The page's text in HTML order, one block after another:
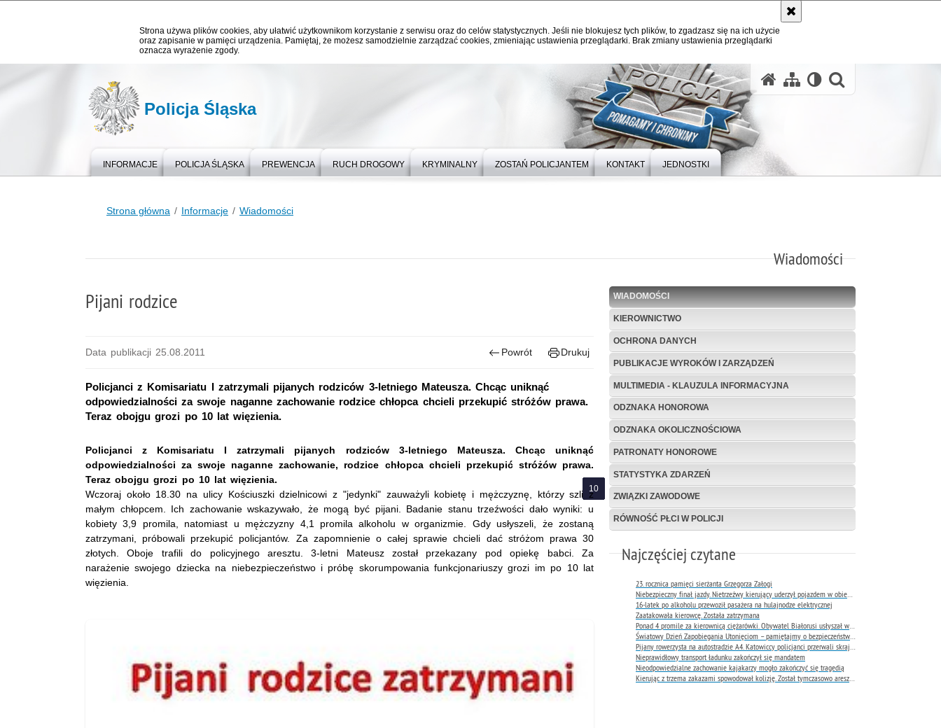
Strona używa plików cookies, aby ułatwić użytkownikom korzystanie z serwisu oraz do celów statystycznych. Jeśli nie blokujesz tych plików, to zgadzasz się na ich użycie
oraz zapisanie w pamięci urządzenia. Pamiętaj, że możesz samodzielnie zarządzać cookies, zmieniając ustawienia przeglądarki. Brak zmiany ustawienia przeglądarki
oznacza wyrażenie zgody.
Policja Śląska
INFORMACJE POLICJA ŚLĄSKA PREWENCJA RUCH DROGOWY KRYMINALNY ZOSTAŃ POLICJANTEM KONTAKT JEDNOSTKI
Strona główna Informacje Wiadomości
Wiadomości
WIADOMOŚCI
KIEROWNICTWO
OCHRONA DANYCH
PUBLIKACJE WYROKÓW I ZARZĄDZEŃ
MULTIMEDIA - KLAUZULA INFORMACYJNA
ODZNAKA HONOROWA
ODZNAKA OKOLICZNOŚCIOWA
PATRONATY HONOROWE
STATYSTYKA ZDARZEŃ
ZWIĄZKI ZAWODOWE
RÓWNOŚĆ PŁCI W POLICJI
Najczęściej czytane
23. rocznica pamięci sierżanta Grzegorza Załogi
16-latek po alkoholu przewoził pasażera na hulajnodze elektrycznej
Zaatakowała kierowcę. Została zatrzymana
Nieprawidłowy transport ładunku zakończył się mandatem
Nieodpowiedzialne zachowanie kajakarzy mogło zakończyć się tragedią
Pijani rodzice
Data publikacji 25.08.2011 Powrót Drukuj
Policjanci z Komisariatu I zatrzymali pijanych rodziców 3-letniego Mateusza. Chcąc uniknąć
odpowiedzialności za swoje naganne zachowanie rodzice chłopca chcieli przekupić stróżów prawa.
Teraz obojgu grozi po 10 lat więzienia.
Policjanci z Komisariatu I zatrzymali pijanych rodziców 3-letniego Mateusza. Chcąc uniknąć
odpowiedzialności za swoje naganne zachowanie, rodzice chłopca chcieli przekupić stróżów prawa.
Teraz obojgu grozi po 10 lat więzienia.
Wczoraj około 18.30 na ulicy Kościuszki dzielnicowi z "jedynki" zauważyli kobietę i mężczyznę, którzy szli z
małym chłopcem. Ich zachowanie wskazywało, że mogą być pijani. Badanie stanu trzeźwości dało wyniki: u
kobiety 3,9 promila, natomiast u mężczyzny 4,1 promila alkoholu w organizmie. Gdy usłyszeli, że zostaną
zatrzymani, próbowali przekupić policjantów. Za zapomnienie o całej sprawie chcieli dać stróżom prawa 30
złotych. Oboje trafili do policyjnego aresztu. 3-letni Mateusz został przekazany pod opiekę babci. Za
narażenie swojego dziecka na niebezpieczeństwo i próbę skorumpowania funkcjonariuszy grozi im po 10 lat
więzienia.